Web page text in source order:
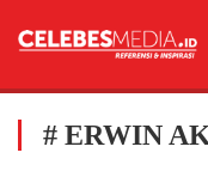
# ERWIN